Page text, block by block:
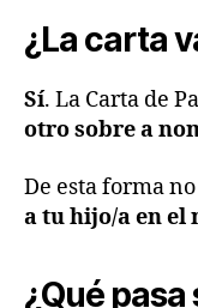
¿La carta
Sí. La Carta de
otro sobre a
De esta forma
a tu hijo/a en el
¿Qué